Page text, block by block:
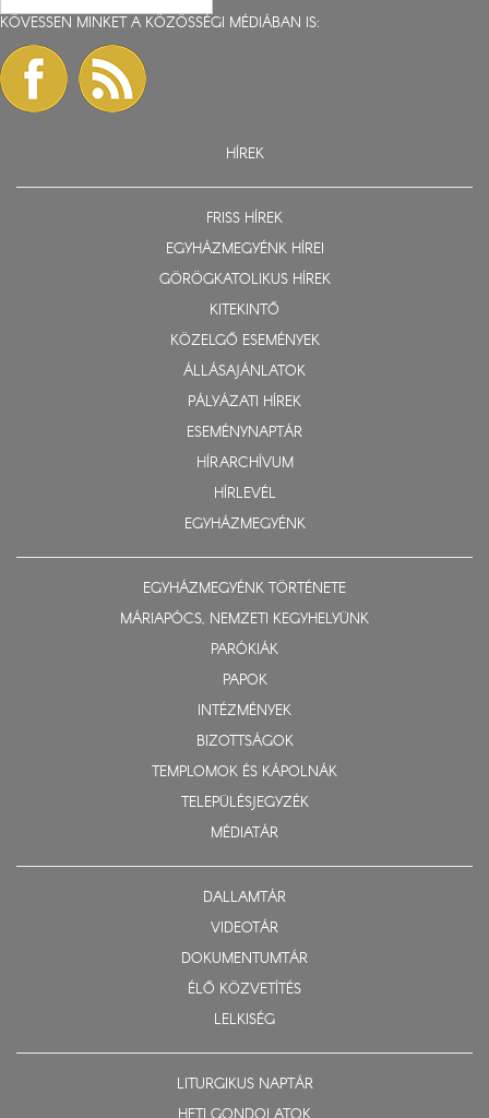
KÖVESSEN MINKET A KÖZÖSSÉGI MÉDIÁBAN IS:
HÍREK
FRISS HÍREK
EGYHÁZMEGYÉNK HÍREI
GÖRÖGKATOLIKUS HÍREK
KITEKINTŐ
KÖZELGŐ ESEMÉNYEK
ÁLLÁSAJÁNLATOK
PÁLYÁZATI HÍREK
ESEMÉNYNAPTÁR
HÍRARCHÍVUM
HÍRLEVÉL
EGYHÁZMEGYÉNK
EGYHÁZMEGYÉNK TÖRTÉNETE
MÁRIAPÓCS, NEMZETI KEGYHELYÜNK
PARÓKIÁK
PAPOK
INTÉZMÉNYEK
BIZOTTSÁGOK
TEMPLOMOK ÉS KÁPOLNÁK
TELEPÜLÉSJEGYZÉK
MÉDIATÁR
DALLAMTÁR
VIDEOTÁR
DOKUMENTUMTÁR
ÉLŐ KÖZVETÍTÉS
LELKISÉG
LITURGIKUS NAPTÁR